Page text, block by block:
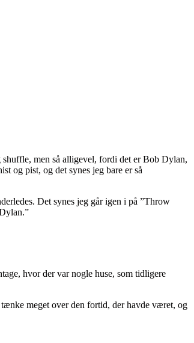
men så alligevel, fordi det er Bob Dylan,
og pist, og det synes jeg bare er så
Det synes jeg går igen i på ”Throw
hvor der var nogle huse, som tidligere
meget over den fortid, der havde været, og